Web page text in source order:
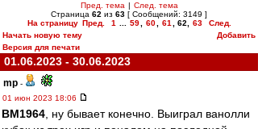
Пред. тема | След. тема
Страница 62 из 63 [ Сообщений: 3149 ]
На страницу Пред. 1 59 60 61 62 63
След.
Начать новую тему
Добавить
Версия для печати
01.06.2023 - 30.06.2023
mp -
01 июн 2023 18:06
BM1964 , ну бывает конечно. Выиграл ванолли